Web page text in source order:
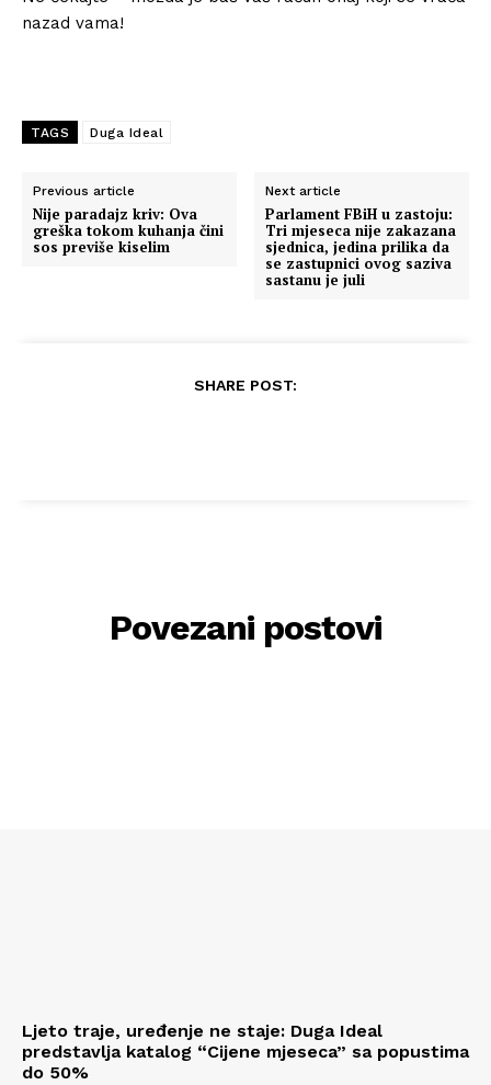
nazad vama!
TAGS Duga Ideal
Previous article
Nije paradajz kriv: Ova
greška tokom kuhanja čini
sos previše kiselim
Next article
Parlament FBiH u zastoju:
Tri mjeseca nije zakazana
sjednica, jedina prilika da
se zastupnici ovog saziva
sastanu je juli
SHARE POST:
Povezani postovi
Ljeto traje, uređenje ne staje: Duga Ideal
predstavlja katalog “Cijene mjeseca” sa popustima
do 50%